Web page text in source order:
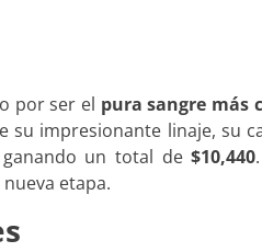
por ser el pura sangre más
su impresionante linaje, su
ganando un total de$10,440
etapa.